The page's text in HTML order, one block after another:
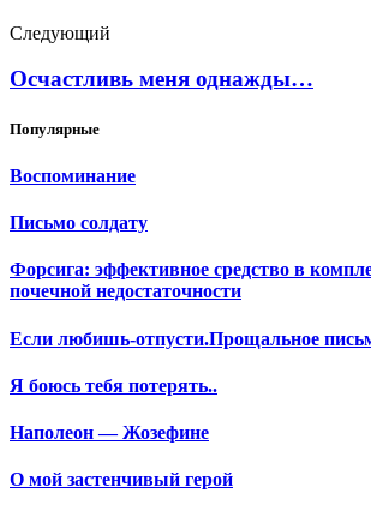
Следующий
Осчастливь меня однажды…
Популярные
Воспоминание
Письмо солдату
Форсига: эффективное средство в
почечной недостаточности
Если любишь-отпусти.Прощальное
Я боюсь тебя потерять..
Наполеон — Жозефине
О мой застенчивый герой